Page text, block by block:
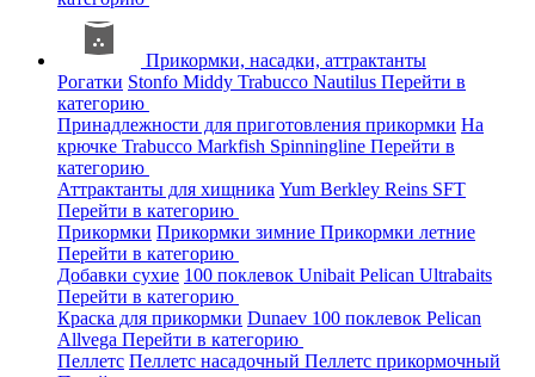
Прикормки, насадки, аттрактанты
Рогатки Stonfo Middy Trabucco Nautilus Перейти в
категорию
Принадлежности для приготовления прикормки На
крючке Trabucco Markfish Spinningline Перейти в
категорию
Аттрактанты для хищника Yum Berkley Reins SFT
Перейти в категорию
Прикормки Прикормки зимние Прикормки летние
Перейти в категорию
Добавки сухие 100 поклевок Unibait Pelican Ultrabaits
Перейти в категорию
Краска для прикормки Dunaev 100 поклевок Pelican
Allvega Перейти в категорию
Пеллетс Пеллетс насадочный Пеллетс прикормочный